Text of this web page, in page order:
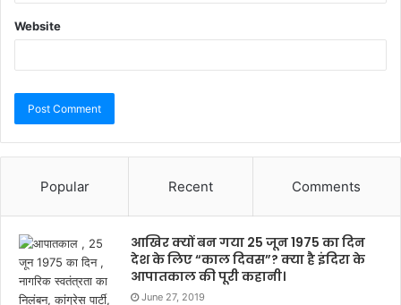
Website
Popular Recent Comments
आखिर क्यों बन गया 25 जून 1975 का दिन
देश के लिए “काल दिवस”? क्या है इंदिरा के
आपातकाल की पूरी कहानी।
June 27, 2019